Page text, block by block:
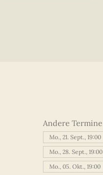
Andere Termine
Mo., 21. Sept., 19:00
Mo., 28. Sept., 19:00
Mo., 05. Okt., 19:00